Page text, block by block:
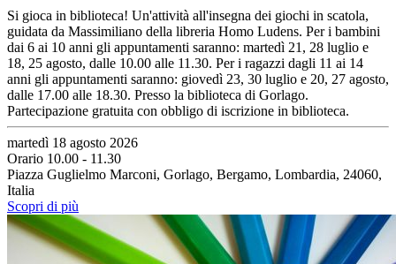
Si gioca in biblioteca! Un'attività all'insegna dei giochi in scatola,
guidata da Massimiliano della libreria Homo Ludens. Per i bambini
dai 6 ai 10 anni gli appuntamenti saranno: martedì 21, 28 luglio e
18, 25 agosto, dalle 10.00 alle 11.30. Per i ragazzi dagli 11 ai 14
anni gli appuntamenti saranno: giovedì 23, 30 luglio e 20, 27 agosto,
dalle 17.00 alle 18.30. Presso la biblioteca di Gorlago.
Partecipazione gratuita con obbligo di iscrizione in biblioteca.
martedì 18 agosto 2026
Orario 10.00 - 11.30
Piazza Guglielmo Marconi, Gorlago, Bergamo, Lombardia, 24060,
Italia
Scopri di più